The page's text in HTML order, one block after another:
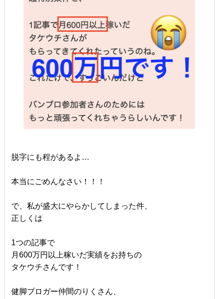
脱字にも程があるよ…
本当にごめんなさい！！！
で、私が盛大にやらかしてしまった件、
正しくは
1つの記事で
月600万円以上稼いだ実績をお持ちの
タケウチさんです！
健脚ブロガー仲間のりくさん、